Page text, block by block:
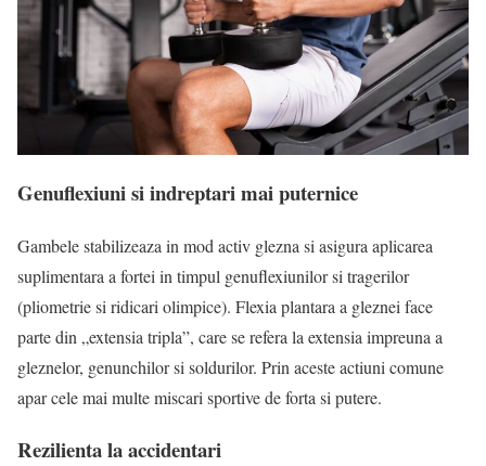
Genuflexiuni si indreptari mai puternice
Gambele stabilizeaza in mod activ glezna si asigura aplicarea
suplimentara a fortei in timpul genuflexiunilor si tragerilor
(pliometrie si ridicari olimpice). Flexia plantara a gleznei face
parte din „extensia tripla”, care se refera la extensia impreuna a
gleznelor, genunchilor si soldurilor. Prin aceste actiuni comune
apar cele mai multe miscari sportive de forta si putere.
Rezilienta la accidentari